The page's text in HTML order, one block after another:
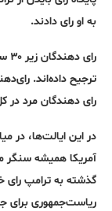
به او رای دادند.
ترجیح داده‌اند.
رای دهندگان مرد در
در این ایالت‌ها، در
گذشته به ترامپ رای
ریاست‌جمهوری برای